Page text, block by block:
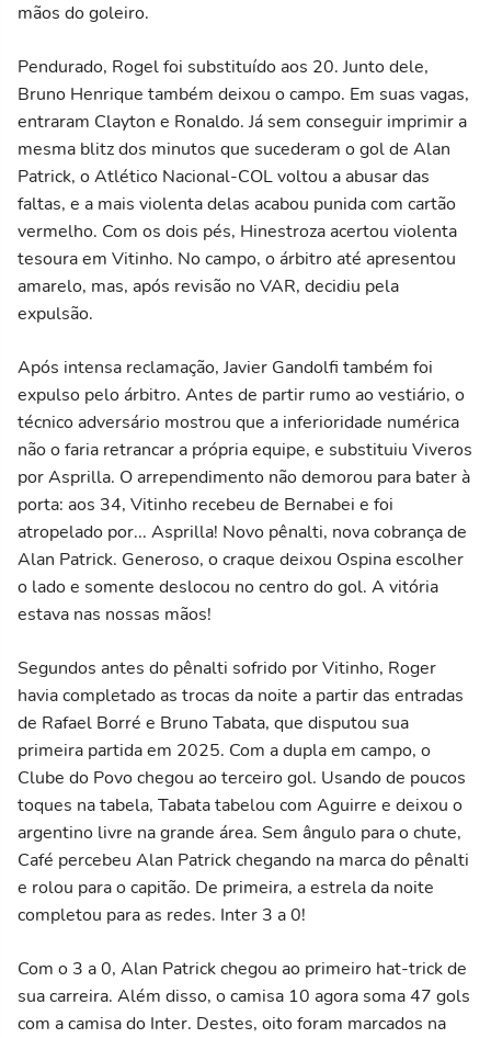
mãos do goleiro.
Pendurado, Rogel foi substituído aos 20. Junto dele,
Bruno Henrique também deixou o campo. Em suas vagas,
entraram Clayton e Ronaldo. Já sem conseguir imprimir a
mesma blitz dos minutos que sucederam o gol de Alan
Patrick, o Atlético Nacional-COL voltou a abusar das
faltas, e a mais violenta delas acabou punida com cartão
vermelho. Com os dois pés, Hinestroza acertou violenta
tesoura em Vitinho. No campo, o árbitro até apresentou
amarelo, mas, após revisão no VAR, decidiu pela
expulsão.
Após intensa reclamação, Javier Gandolfi também foi
expulso pelo árbitro. Antes de partir rumo ao vestiário, o
técnico adversário mostrou que a inferioridade numérica
não o faria retrancar a própria equipe, e substituiu Viveros
por Asprilla. O arrependimento não demorou para bater à
porta: aos 34, Vitinho recebeu de Bernabei e foi
atropelado por... Asprilla! Novo pênalti, nova cobrança de
Alan Patrick. Generoso, o craque deixou Ospina escolher
o lado e somente deslocou no centro do gol. A vitória
estava nas nossas mãos!
Segundos antes do pênalti sofrido por Vitinho, Roger
havia completado as trocas da noite a partir das entradas
de Rafael Borré e Bruno Tabata, que disputou sua
primeira partida em 2025. Com a dupla em campo, o
Clube do Povo chegou ao terceiro gol. Usando de poucos
toques na tabela, Tabata tabelou com Aguirre e deixou o
argentino livre na grande área. Sem ângulo para o chute,
Café percebeu Alan Patrick chegando na marca do pênalti
e rolou para o capitão. De primeira, a estrela da noite
completou para as redes. Inter 3 a 0!
Com o 3 a 0, Alan Patrick chegou ao primeiro hat-trick de
sua carreira. Além disso, o camisa 10 agora soma 47 gols
com a camisa do Inter. Destes, oito foram marcados na